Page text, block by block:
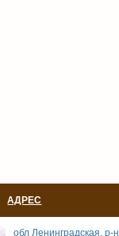
АДРЕС
обл Ленинградская, р-н